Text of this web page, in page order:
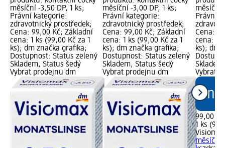
měsíční -3,50 DP, 1 ks;
Právní kategorie:
zdravotnický prostředek;
Cena: 99,00 Kč; Základní
cena: 1 ks (99,00 Kč za 1
ks); dm značka grafika;
Dostupnost: Status zelený
Skladem, Status šedý
Vybrat prodejnu dm
měsíční -3,00 DP, 1 ks;
Právní kategorie:
zdravotnický prostředek;
Cena: 99,00 Kč; Základní
cena: 1 ks (99,00 Kč za 1
ks); dm značka grafika;
Dostupnost: Status zelený
Skladem, Status šedý
Vybrat prodejnu dm
měsíční
Právní
Cena:
cena: 1
ks); dm
Vybrat
99,00 Kč
1 ks
Visiomax
měsíční